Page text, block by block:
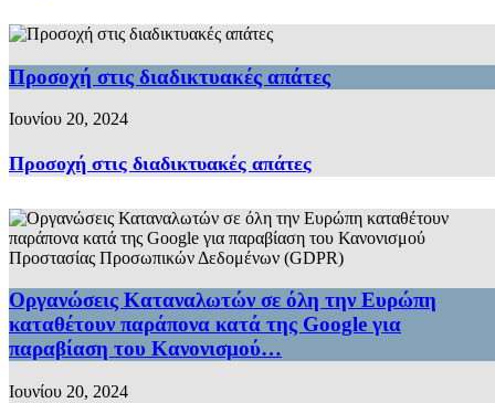
Προσοχή στις διαδικτυακές απάτες
Ιουνίου 20, 2024
Προσοχή στις διαδικτυακές απάτες
Οργανώσεις Καταναλωτών σε όλη την Ευρώπη
καταθέτουν παράπονα κατά της Google για
παραβίαση του Κανονισμού…
Ιουνίου 20, 2024